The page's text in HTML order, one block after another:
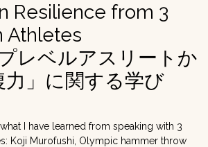
Resilience from 3
Athletes
レベルアスリートか
力」に関する学び
I have learned from speaking with 3
Koji Murofushi, Olympic hammer throw